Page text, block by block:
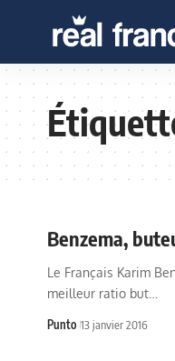
Benzema,
Le Français Karim
meilleur ratio but…
Punto 13 janvier 2016